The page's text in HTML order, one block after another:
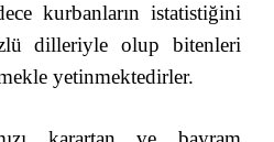
kurbanların istatistiğini
dilleriyle olup bitenleri
yetinmektedirler.